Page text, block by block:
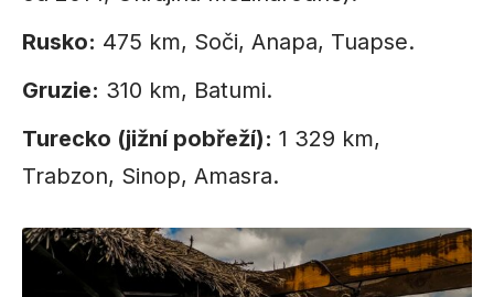
Rusko: 475 km, Soči, Anapa, Tuapse.
Gruzie: 310 km, Batumi.
Turecko (jižní pobřeží): 1 329 km,
Trabzon, Sinop, Amasra.